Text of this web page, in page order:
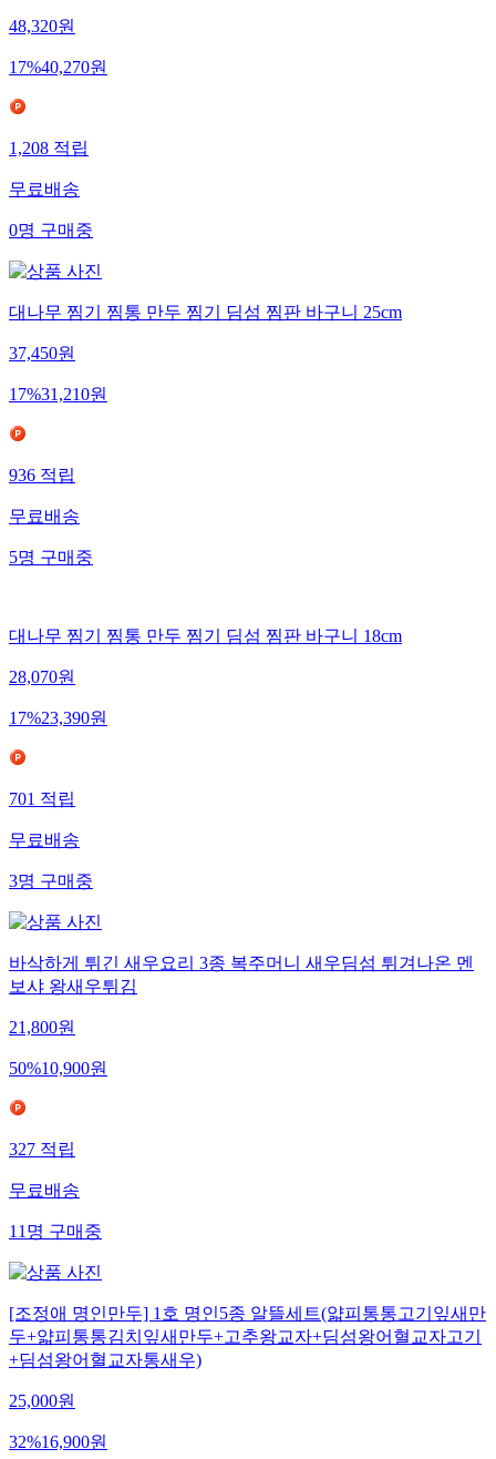
48,320원
17%40,270원
1,208 적립
무료배송
0명 구매중
대나무 찜기 찜통 만두 찜기 딤섬 찜판 바구니 25cm
37,450원
17%31,210원
936 적립
무료배송
5명 구매중
대나무 찜기 찜통 만두 찜기 딤섬 찜판 바구니 18cm
28,070원
17%23,390원
701적립
무료배송
3명구매중
바삭하게 튀긴 새우요리 3종 복주머니 새우딤섬 튀겨나온 멘
보샤 왕새우튀김
21,800원
50%10,900원
327적립
무료배송
11명구매중
[조정애 명인만두] 1호 명인5종 알뜰세트(얇피통통고기잎새만
두+얇피통통김치잎새만두+고추왕교자+딤섬왕어혈교자고기
+딤섬왕어혈교자통새우)
25,000원
32%16,900원